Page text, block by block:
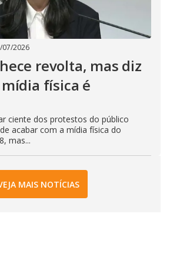
07/2026
revolta, mas diz
física é
ciente dos protestos do público
acabar com a mídia física do
mas...
MAIS NOTÍCIAS